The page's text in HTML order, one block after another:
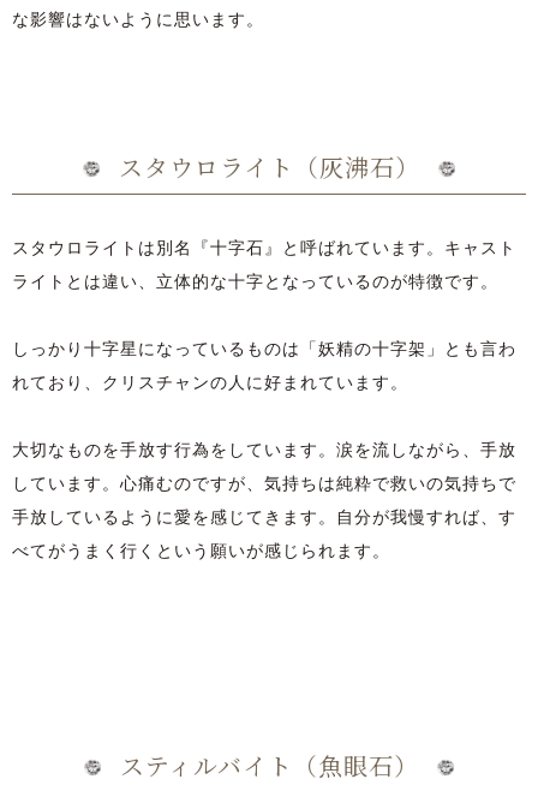
な影響はないように思います。
スタウロライト（灰沸石）
スタウロライトは別名『十字石』と呼ばれています。キャスト
ライトとは違い、立体的な十字となっているのが特徴です。
しっかり十字星になっているものは「妖精の十字架」とも言わ
れており、クリスチャンの人に好まれています。
大切なものを手放す行為をしています。涙を流しながら、手放
しています。心痛むのですが、気持ちは純粋で救いの気持ちで
手放しているように愛を感じてきます。自分が我慢すれば、す
べてがうまく行くという願いが感じられます。
スティルバイト（魚眼石）